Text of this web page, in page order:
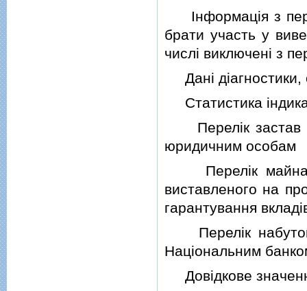
Iнформацiя з
брати участь у
числi виключенi з
Данi дiагностики,
Статистика
Перелiк застав у
юридичним особам
Перелiк майна,
виставленого на
гарантування
Перелiк
Нацiональним
Довiдкове